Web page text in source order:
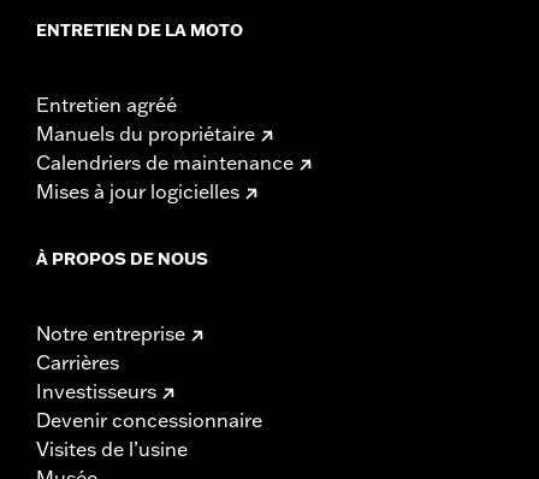
ENTRETIEN DE LA MOTO
Entretien agréé
Manuels du propriétaire
Calendriers de maintenance
Mises à jour logicielles
À PROPOS DE NOUS
Notre entreprise
Carrières
Investisseurs
Devenir concessionnaire
Visites de l’usine